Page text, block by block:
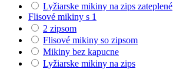
Lyžiarske mikiny na zips zateplené
Flisové mikiny s 1
2 zipsom
Flisové mikiny so zipsom
Mikiny bez kapucne
Lyžiarske mikiny na zips